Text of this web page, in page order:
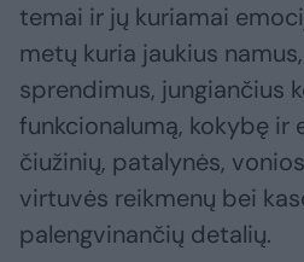
temai ir jų kuriamai
metų kuria jaukius
sprendimus, jungiančius
funkcionalumą, kokybę ir
čiužinių, patalynės,
virtuvės reikmenų bei
palengvinančių detalių.